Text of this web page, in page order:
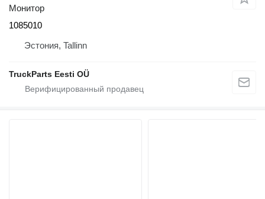
Монитор
1085010
Эстония, Tallinn
TruckParts Eesti OÜ